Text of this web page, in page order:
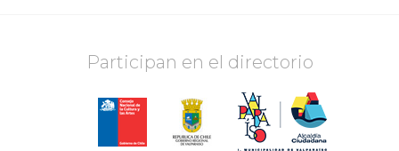
Participan en el directorio